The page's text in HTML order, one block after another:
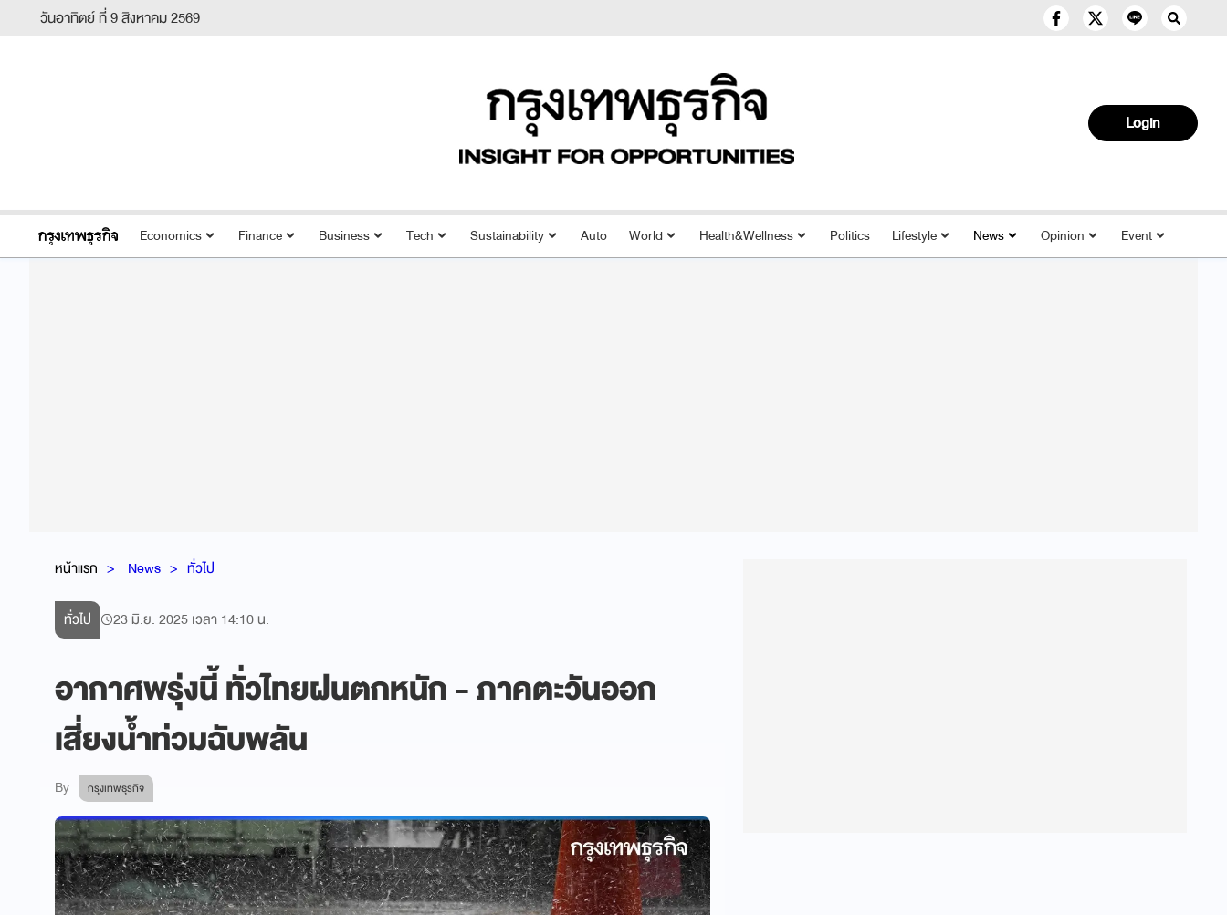
วันอาทิตย์ ที่ 9 สิงหาคม 2569
Login
Economics Finance Business Tech Sustainability Auto World Health&Wellness Politics Lifestyle News Opinion Event
หน้าแรก News ทั่วไป
ทั่วไป 23 มิ.ย. 2025 เวลา 14:10 น.
อากาศพรุ่งนี้ ทั่วไทยฝนตกหนัก - ภาคตะวันออก
เสี่ยงน้ำท่วมฉับพลัน
By กรุงเทพธุรกิจ